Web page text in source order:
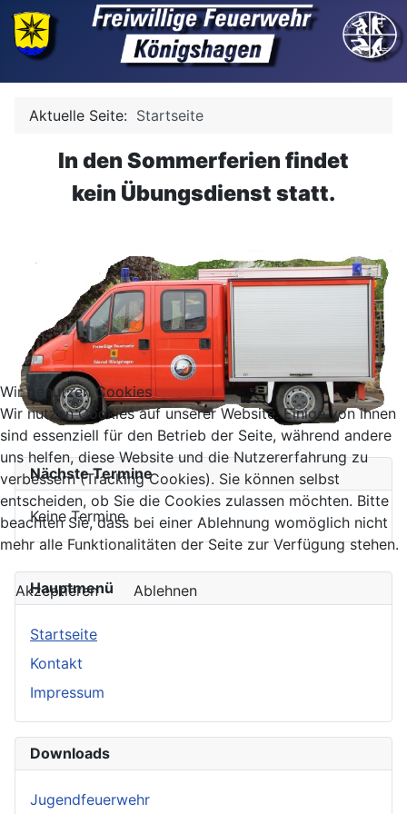
Hauptmenü
Startseite
Kontakt
Impressum
Downloads
Jugendfeuerwehr
Aktuelle Seite: Startseite
In den Sommerferien findet
kein Übungsdienst statt.
Nächste Termine
Keine Termine
Wir benutzen Cookies
Wir nutzen Cookies auf unserer Website. Einige von ihnen
sind essenziell für den Betrieb der Seite, während andere
uns helfen, diese Website und die Nutzererfahrung zu
verbessern (Tracking Cookies). Sie können selbst
entscheiden, ob Sie die Cookies zulassen möchten. Bitte
beachten Sie, dass bei einer Ablehnung womöglich nicht
mehr alle Funktionalitäten der Seite zur Verfügung stehen.
Akzeptieren Ablehnen